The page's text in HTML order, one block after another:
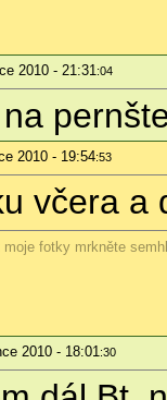
2010 - 21:31:04
2010 - 19:54:53
včera a
fotky mrkněte
2010 - 18:01:30